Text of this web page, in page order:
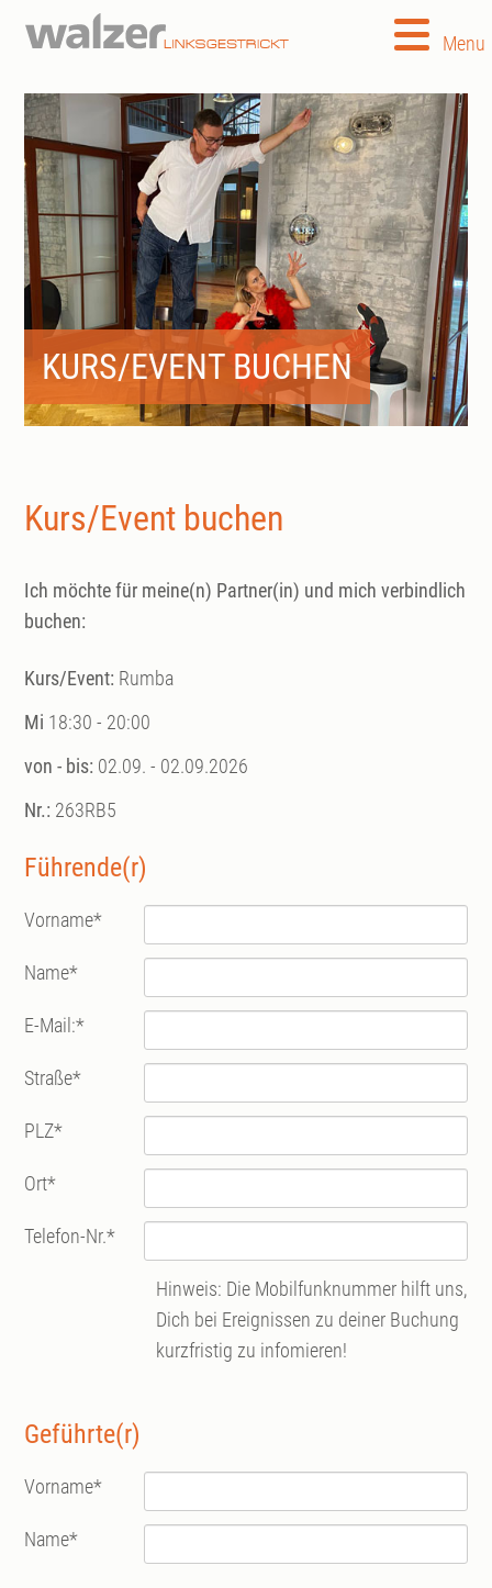
Menu
KURS/EVENT BUCHEN
Kurs/Event buchen
Ich möchte für meine(n) Partner(in) und mich verbindlich
buchen:
Kurs/Event: Rumba
Mi 18:30 - 20:00
von - bis: 02.09. - 02.09.2026
Nr.: 263RB5
Führende(r)
Vorname*
Name*
E-Mail:*
Straße*
PLZ*
Ort*
Telefon-Nr.*
Hinweis: Die Mobilfunknummer hilft uns,
Dich bei Ereignissen zu deiner Buchung
kurzfristig zu infomieren!
Geführte(r)
Vorname*
Name*